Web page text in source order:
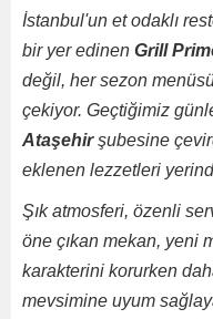
İstanbul'un et odaklı
bir yer edinen Grill
değil, her sezon
çekiyor. Geçtiğimiz
Ataşehirşubesine
eklenen lezzetleri
Şık atmosferi, özenli
öne çıkan mekan, yeni
karakterini korurken
mevsimine uyum